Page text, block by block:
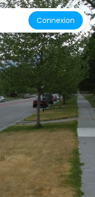
Connexion